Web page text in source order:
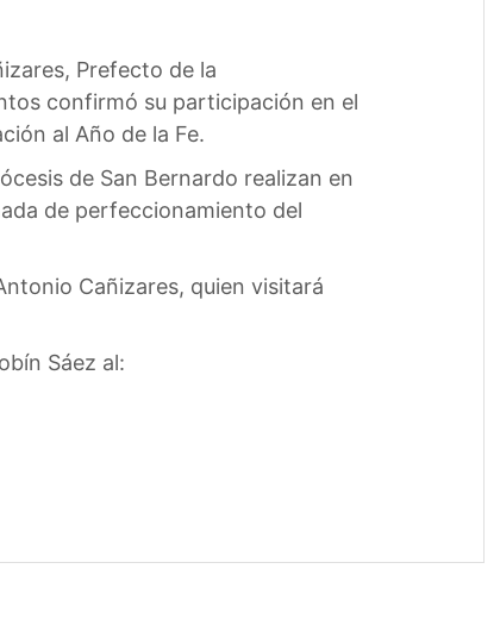
Prefecto de la
confirmó su participación en el
al Año de la Fe.
de San Bernardo realizan en
de perfeccionamiento del
Cañizares, quien visitará
Sáez al: